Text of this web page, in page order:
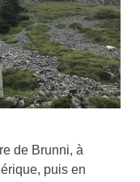
de Brunni, à
puis en